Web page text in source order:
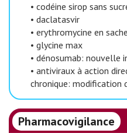
• codéine sirop sans
• daclatasvir
• erythromycine en
• glycine max
• dénosumab: nouvelle
• antiviraux à action
chronique: modification
Pharmacovigilance